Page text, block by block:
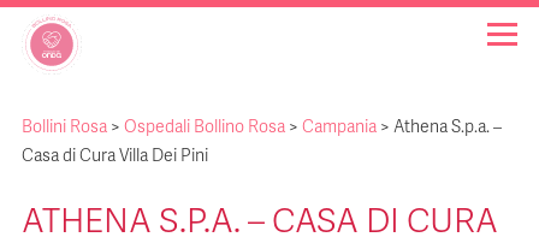
OSPEDALI BOLLINO ROSA
INIZIATIVE
Bollini Rosa > Ospedali Bollino Rosa > Campania > Athena S.p.a. –
Casa di Cura Villa Dei Pini
ATHENA S.P.A. – CASA DI CURA